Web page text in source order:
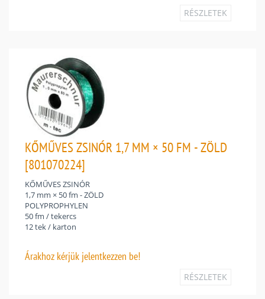
RÉSZLETEK
KŐMŰVES ZSINÓR 1,7 MM × 50 FM - ZÖLD
[801070224]
KŐMŰVES ZSINÓR
1,7 mm × 50 fm - ZÖLD
POLYPROPHYLEN
50 fm / tekercs
12 tek / karton
Árakhoz kérjük jelentkezzen be!
RÉSZLETEK